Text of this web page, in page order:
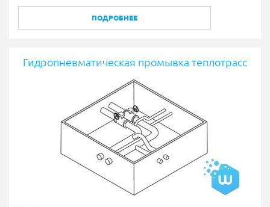
ПОДРОБНЕЕ
Гидропневматическая промывка теплотрасс